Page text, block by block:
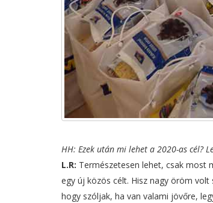
HH: Ezek után mi lehet a 2020-as cél?
L.R: Természetesen lehet, csak most
egy új közös célt. Hisz nagy öröm
hogy szóljak, ha van valami jövőre,